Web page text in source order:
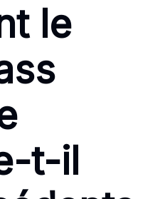
le
t-il